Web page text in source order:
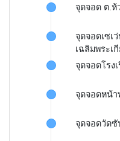
จุดจอด ต.ห้
จุดจอดเซเ
เฉลิมพระเ
จุดจอดโรง
จุดจอดหน้า
จุดจอดวัดซั